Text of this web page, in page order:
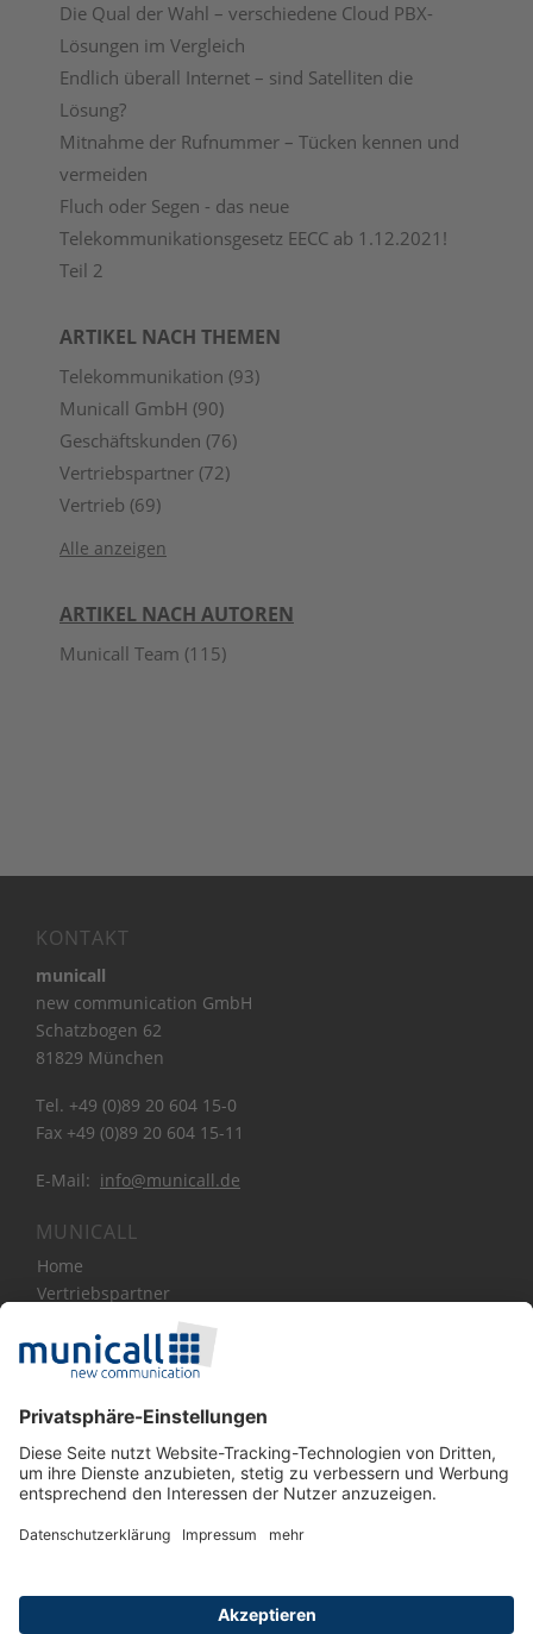
Die Qual der Wahl – verschiedene Cloud PBX-
Lösungen im Vergleich
Endlich überall Internet – sind Satelliten die
Lösung?
Mitnahme der Rufnummer – Tücken kennen und
vermeiden
Fluch oder Segen - das neue
Telekommunikationsgesetz EECC ab 1.12.2021!
Teil 2
ARTIKEL NACH THEMEN
Telekommunikation (93)
Municall GmbH (90)
Geschäftskunden (76)
Vertriebspartner (72)
Vertrieb (69)
Alle anzeigen
ARTIKEL NACH AUTOREN
Municall Team (115)
KONTAKT
municall
new communication GmbH
Schatzbogen 62
81829 München
Tel. +49 (0)89 20 604 15-0
Fax +49 (0)89 20 604 15-11
E-Mail: info@municall.de
MUNICALL
Home
Vertriebspartner
Über Uns
News
Kontakt
SOCIAL MEDIA